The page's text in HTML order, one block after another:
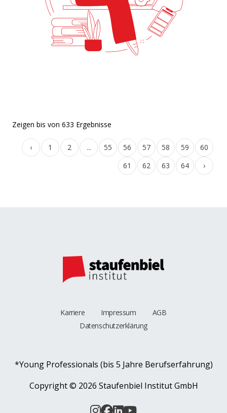
Zeigen bis von 633 Ergebnisse
‹ 1 2 ... 55 56 57 58 59
60
61
62 63 64 ›
Karriere Impressum
AGB
Datenschutzerklärung
*Young Professionals (bis 5 Jahre Berufserfahrung)
Copyright © 2026 Staufenbiel Institut GmbH